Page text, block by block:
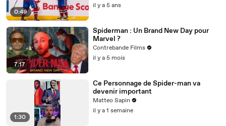
0:49
il y a 5 ans
7:17
Spiderman : Un Brand New Day pour
Marvel ?
Contrebande Films
il y a 5 mois
1:30
Ce Personnage de Spider-man va
devenir important
Matteo Sapin
il y a 1 semaine